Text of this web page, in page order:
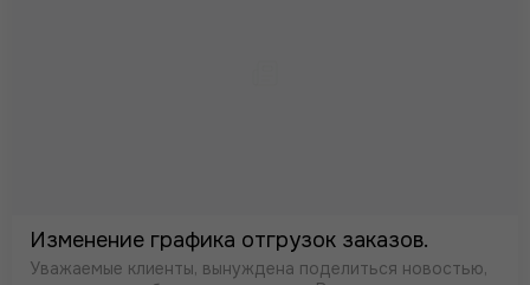
Изменение графика отгрузок заказов.
Уважаемые клиенты, вынуждена поделиться новостью,